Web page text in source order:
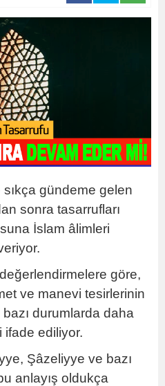
gündeme gelen
sonra tasarrufları
İslam âlimleri
göre,
ve manevi tesirlerinin
durumlarda daha
ifade ediliyor.
Şâzeliyye ve bazı
anlayış oldukça